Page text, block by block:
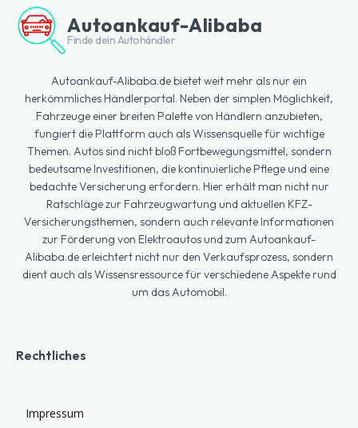
Autoankauf-Alibaba
Finde dein Autohändler
Autoankauf-Alibaba.de bietet weit mehr als nur ein
herkömmliches Händlerportal. Neben der simplen Möglichkeit,
Fahrzeuge einer breiten Palette von Händlern anzubieten,
fungiert die Plattform auch als Wissensquelle für wichtige
Themen. Autos sind nicht bloß Fortbewegungsmittel, sondern
bedeutsame Investitionen, die kontinuierliche Pflege und eine
bedachte Versicherung erfordern. Hier erhält man nicht nur
Ratschläge zur Fahrzeugwartung und aktuellen KFZ-
Versicherungsthemen, sondern auch relevante Informationen
zur Förderung von Elektroautos und zum Autoankauf-
Alibaba.de erleichtert nicht nur den Verkaufsprozess, sondern
dient auch als Wissensressource für verschiedene Aspekte rund
um das Automobil.
Rechtliches
Impressum